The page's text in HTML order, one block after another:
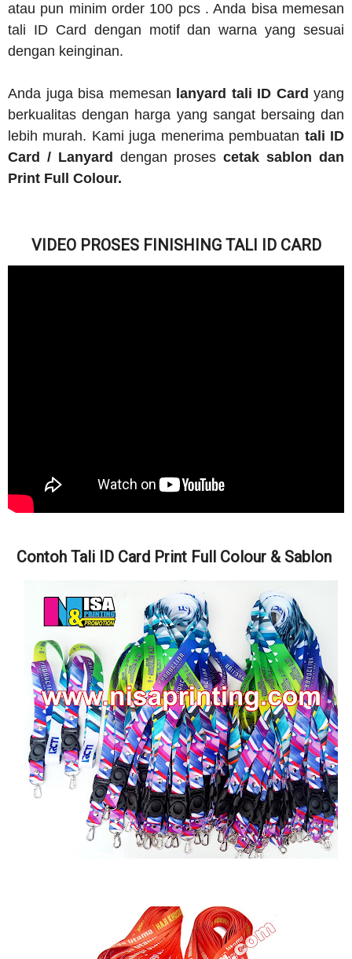
atau pun minim order 100 pcs . Anda bisa memesan
tali ID Card dengan motif dan warna yang sesuai
dengan keinginan.
Anda juga bisa memesan lanyard tali ID Card yang
berkualitas dengan harga yang sangat bersaing dan
lebih murah. Kami juga menerima pembuatan tali ID
Card / Lanyard dengan prosescetak sablon dan
Print Full Colour.
VIDEO PROSES FINISHING TALI ID CARD
Contoh Tali ID Card Print Full Colour & Sablon